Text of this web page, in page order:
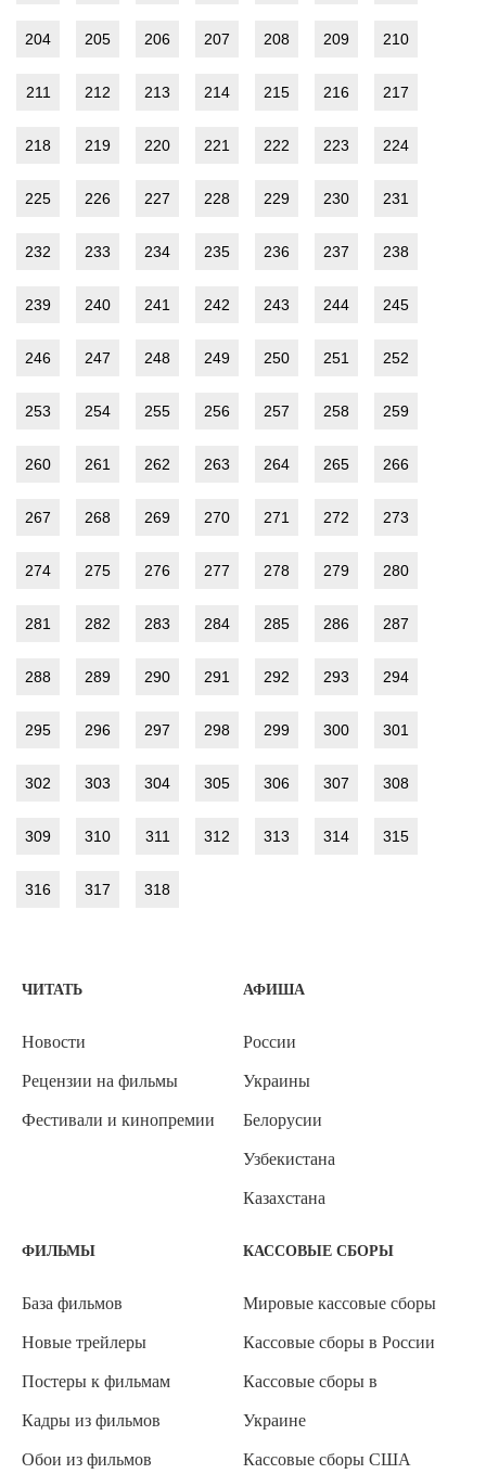
204 205 206 207 208 209 210
211 212 213 214 215 216 217
218 219 220 221 222 223 224
225 226 227 228 229 230 231
232 233 234 235 236 237 238
239 240 241 242 243 244 245
246 247 248 249 250 251 252
253 254 255 256 257 258 259
260 261 262 263 264 265 266
267 268 269 270 271 272 273
274 275 276 277 278 279 280
281 282 283 284 285 286 287
288 289 290 291 292 293 294
295 296 297 298 299 300 301
302 303 304 305 306 307 308
309 310 311 312 313 314 315
316 317 318
ЧИТАТЬ
Новости
Рецензии на фильмы
Фестивали и кинопремии
АФИША
России
Украины
Белорусии
Узбекистана
Казахстана
ФИЛЬМЫ
База фильмов
Новые трейлеры
Постеры к фильмам
Кадры из фильмов
Обои из фильмов
КАССОВЫЕ СБОРЫ
Мировые кассовые сборы
Кассовые сборы в России
Кассовые сборы в
Украине
Кассовые сборы США